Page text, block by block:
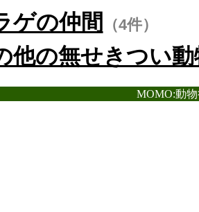
ゲの仲間
（4件）
他の無せきつい動
MOMO:動